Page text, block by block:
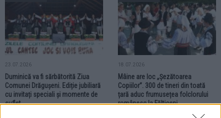
23.07.2026
Duminică va fi sărbătorită Ziua
Comunei Drăgușeni. Ediție jubiliară
cu invitați speciali și momente de
suflet
18.07.2026
Mâine are loc „Șezătoarea
Copiilor”. 300 de tineri din toată
țară aduc frumusețea folclorului
românesc la Fălticeni